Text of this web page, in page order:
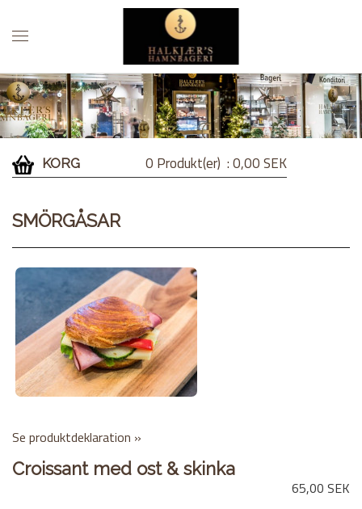
KORG 0 Produkt(er) : 0,00 SEK
SMÖRGÅSAR
Se produktdeklaration »
Croissant med ost & skinka
65,00 SEK